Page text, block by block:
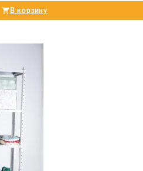
В корзину